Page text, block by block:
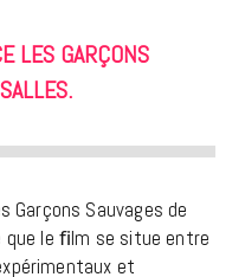
LES GARÇONS
Garçons Sauvages de
que le ﬁlm se situe entre
et